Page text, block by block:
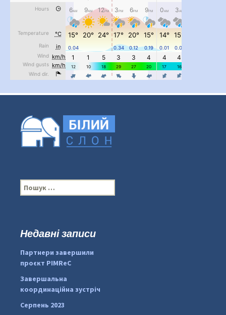
#PipIvanToday...
pimrec_project
#PipIvanToday
pimrec_project
П
о
:Недавні записи
Партнери завершили
проєкт PIMReC
Завершальна
координаційна зустріч
Серпень 2023